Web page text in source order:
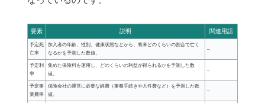
要素 説明 関連用語
予定死
亡率
加入者の年齢、性別、健康状態などから、将来どのくらいの割合で亡く
なるかを予測した数値。
–
予定利
率
集めた保険料を運用し、どのくらいの利益が得られるかを予測した数
値。
–
予定事
業費率
保険会社の運営に必要な経費（事務手続きや人件費など）を予測した数
値。
–